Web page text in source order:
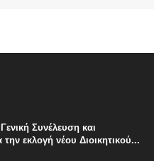
Συνέλευση και
την εκλογή νέου Διοικητικού...